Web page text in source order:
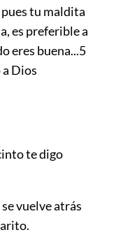
pues tu maldita
es preferible a
eres buena...5
Dios
te digo
vuelve atrás